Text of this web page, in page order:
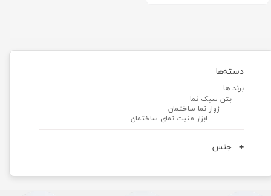
دسته‌ها
برند ها
بتن سبک نما
زوار نما ساختمان
ابزار منبت نمای ساختمان
جنس